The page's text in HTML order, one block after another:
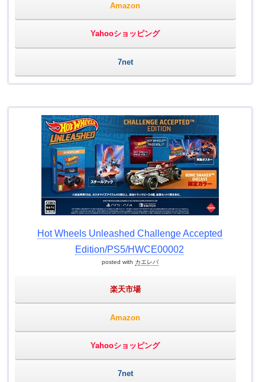
Amazon
Yahooショッピング
7net
Hot Wheels Unleashed Challenge Accepted
Edition/PS5/HWCE00002
posted with カエレバ
楽天市場
Amazon
Yahooショッピング
7net